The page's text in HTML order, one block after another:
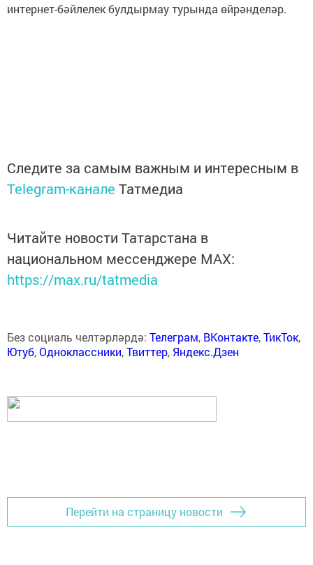
интернет-бәйлелек булдырмау турында өйрәнделәр.
Следите за самым важным и интересным в
Telegram-канале Татмедиа
Читайте новости Татарстана в
национальном мессенджере MАХ:
https://max.ru/tatmedia
Без социаль челтәрләрдә: Телеграм, ВКонтакте,ТикТок,
Ютуб,Одноклассники,Твиттер, Яндекс.Дзен
Перейти на страницу новости